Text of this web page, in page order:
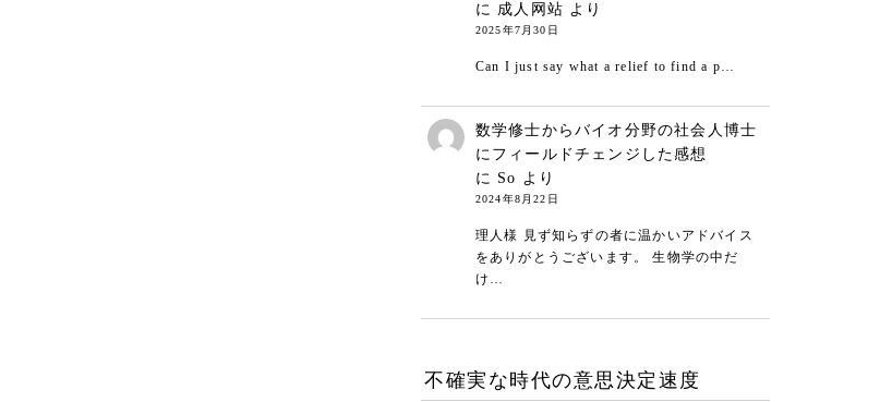
に 成人网站 より
2025年7月30日
Can I just say what a relief to find a p…
数学修士からバイオ分野の社会人博士
にフィールドチェンジした感想
に So より
2024年8月22日
理人様 見ず知らずの者に温かいアドバイス
をありがとうございます。 生物学の中だ
け…
不確実な時代の意思決定速度